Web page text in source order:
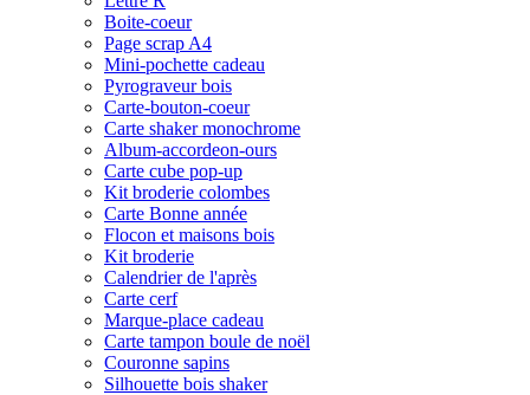
Boite-coeur
Page scrap A4
Mini-pochette cadeau
Pyrograveur bois
Carte-bouton-coeur
Carte shaker monochrome
Album-accordeon-ours
Carte cube pop-up
Kit broderie colombes
Carte Bonne année
Flocon et maisons bois
Kit broderie
Calendrier de l'après
Carte cerf
Marque-place cadeau
Carte tampon boule de noël
Couronne sapins
Silhouette bois shaker